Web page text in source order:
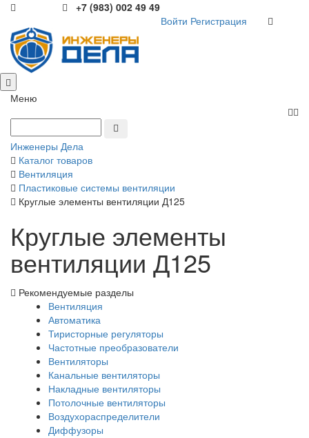
+7 (983) 002 49 49
Войти Регистрация
Меню
Инженеры Дела
Каталог товаров
Вентиляция
Пластиковые системы вентиляции
Круглые элементы вентиляции Д125
Круглые элементы
вентиляции Д125
Рекомендуемые разделы
Вентиляция
Автоматика
Тиристорные регуляторы
Частотные преобразователи
Вентиляторы
Канальные вентиляторы
Накладные вентиляторы
Потолочные вентиляторы
Воздухораспределители
Диффузоры